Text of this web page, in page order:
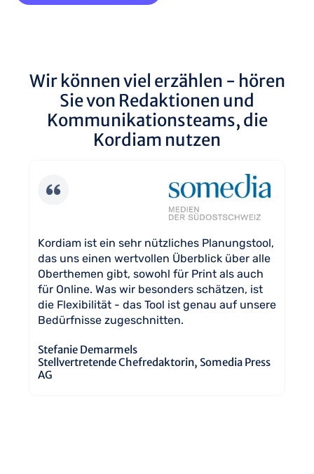
Wir können viel erzählen - hören
Sie von Redaktionen und
Kommunikationsteams, die
Kordiam nutzen
Kordiam ist ein sehr nützliches Planungstool,
das uns einen wertvollen Überblick über alle
Oberthemen gibt, sowohl für Print als auch
für Online. Was wir besonders schätzen, ist
die Flexibilität - das Tool ist genau auf unsere
Bedürfnisse zugeschnitten.
Stefanie Demarmels
Stellvertretende Chefredaktorin, Somedia Press
AG